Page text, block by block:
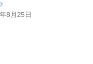
8月25日